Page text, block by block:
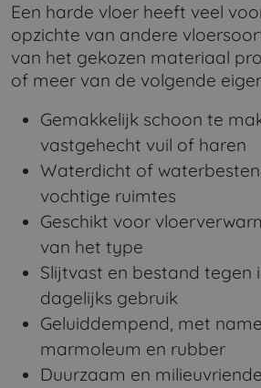
Een harde vloer heeft veel
opzichte van andere
van het gekozen materiaal
of meer van de volgende
Gemakkelijk schoon te
vastgehecht vuil of haren
Waterdicht of
vochtige ruimtes
Geschikt voor
van het type
Slijtvast en bestand tegen
dagelijks gebruik
Geluiddempend, met
marmoleum en rubber
Duurzaam en